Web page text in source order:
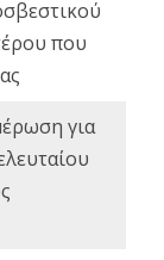
που
για